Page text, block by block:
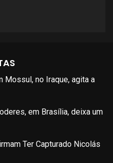
Mossul, no Iraque, agita a
em Brasília, deixa um
Ter Capturado Nicolás